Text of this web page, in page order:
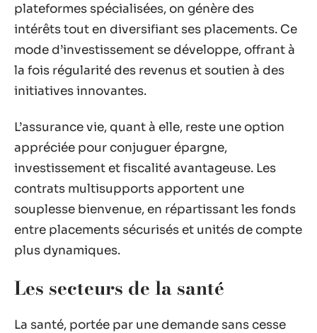
plateformes spécialisées, on génère des
intérêts tout en diversifiant ses placements. Ce
mode d’investissement se développe, offrant à
la fois régularité des revenus et soutien à des
initiatives innovantes.
L’assurance vie, quant à elle, reste une option
appréciée pour conjuguer épargne,
investissement et fiscalité avantageuse. Les
contrats multisupports apportent une
souplesse bienvenue, en répartissant les fonds
entre placements sécurisés et unités de compte
plus dynamiques.
Les secteurs de la santé
La santé, portée par une demande sans cesse